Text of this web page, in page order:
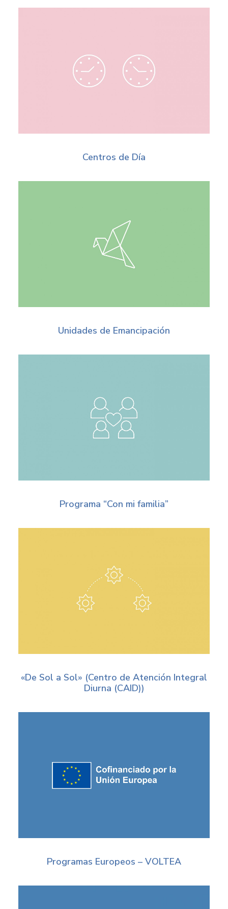
Centros de Día
Unidades de Emancipación
Programa “Con mi familia”
«De Sol a Sol» (Centro de Atención Integral
Diurna (CAID))
Programas Europeos – VOLTEA